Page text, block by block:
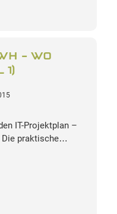
– WO
1)
IT-Projektplan –
Die praktische…